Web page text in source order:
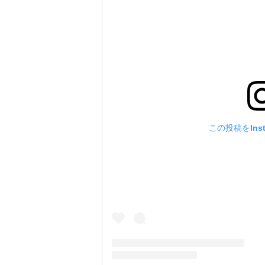
この投稿を